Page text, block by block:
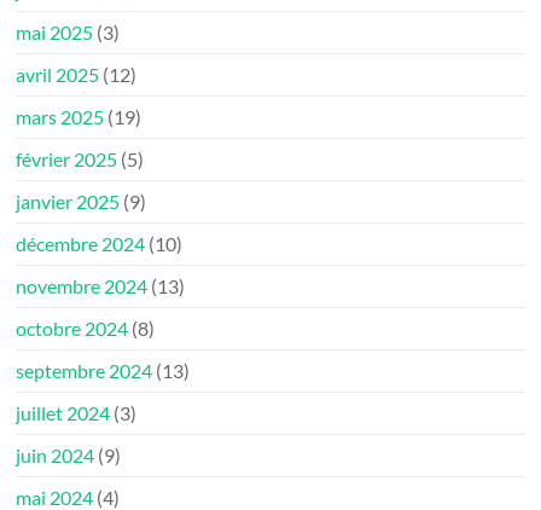
mai 2025 (3)
avril 2025 (12)
mars 2025 (19)
février 2025 (5)
janvier 2025 (9)
décembre 2024 (10)
novembre 2024 (13)
octobre 2024 (8)
septembre 2024 (13)
juillet 2024 (3)
juin 2024 (9)
mai 2024 (4)